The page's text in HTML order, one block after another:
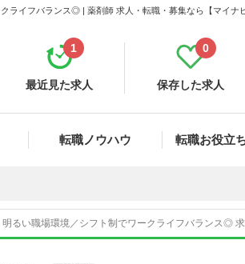
ライフバランス◎ | 薬剤師 求人・転職・募集なら【マイナ
最近見た求人
1
保存した求人
0
転職ノウハウ 転職お役立
明るい職場環境／シフト制でワークライフバランス◎